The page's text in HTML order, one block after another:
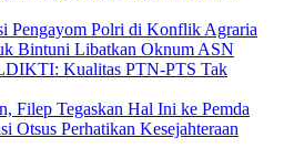
Pengayom Polri di Konflik Agraria
Bintuni Libatkan Oknum ASN
Kualitas PTN-PTS Tak
Filep Tegaskan Hal Ini ke Pemda
Otsus Perhatikan Kesejahteraan